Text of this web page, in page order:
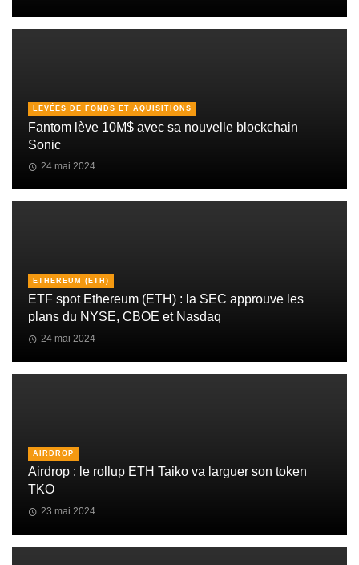
LEVÉES DE FONDS ET AQUISITIONS
Fantom lève 10M$ avec sa nouvelle blockchain
Sonic
24 mai 2024
ETHEREUM (ETH)
ETF spot Ethereum (ETH) : la SEC approuve les
plans du NYSE, CBOE et Nasdaq
24 mai 2024
AIRDROP
Airdrop : le rollup ETH Taiko va larguer son token
TKO
23 mai 2024